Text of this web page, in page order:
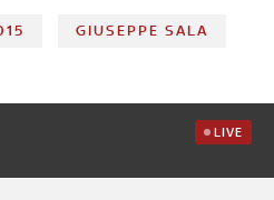
GIUSEPPE SALA
LIVE